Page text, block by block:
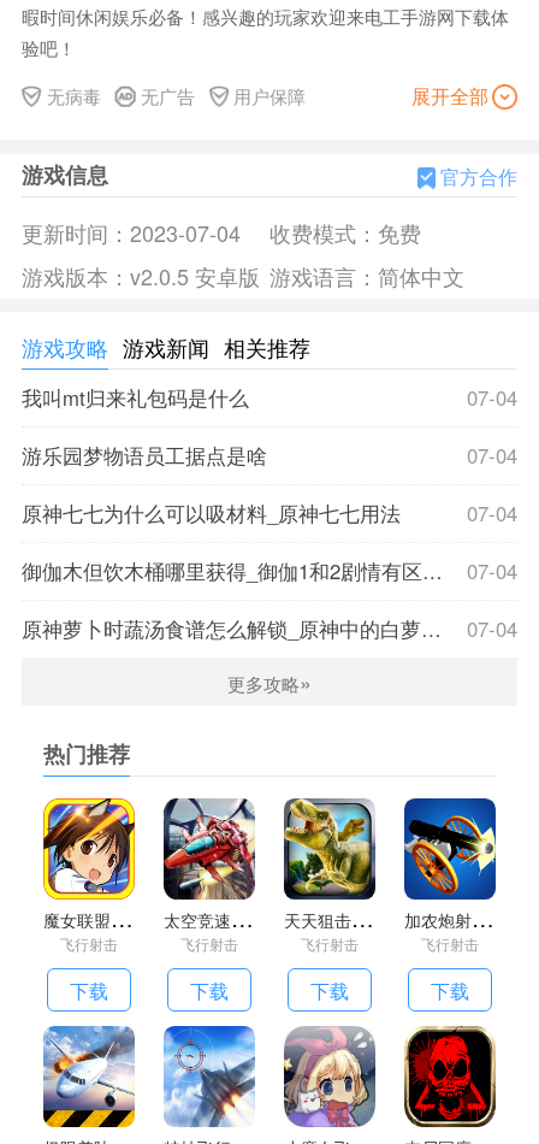
暇时间休闲娱乐必备！感兴趣的玩家欢迎来电工手游网下载体
验吧！
游戏介绍
我的纸飞机2是一利用重力感应控制纸飞机飞过障碍到达终点
游戏亮点
3D趣味android游戏，玩家利用重力感应控制纸飞机飞过障碍到
达终点
纸飞机的飞行轨迹取决于风向和我们的操控，如何才能按任务
完成到达指定目的需要动动脑子了。
游戏设有简单、中等和困难等难度等级，喜欢飞行类游戏的机
友不妨试试吧。
游戏画面特效不错，强烈推荐玩玩。玩家依靠重力感应系统控
制飞机躲避障碍物和获取金币
这一切都取决于玩家的操控技巧，所以大家在游戏过程中一定
要苦练你的飞行技巧
游戏特色
无病毒 无广告 用户保障 展开全部
游戏信息 官方合作
更新时间： 2023-07-04 收费模式： 免费
游戏版本： v2.0.5 安卓版 游戏语言： 简体中文
游戏攻略 游戏新闻 相关推荐
07-04
我叫mt归来礼包码是什么
07-04
游乐园梦物语员工据点是啥
07-04
原神七七为什么可以吸材料_原神七七用法
07-04
御伽木但饮木桶哪里获得_御伽1和2剧情有区别吗
07-04
原神萝卜时蔬汤食谱怎么解锁_原神中的白萝卜在哪
更多攻略»
热门推荐
魔
女联盟h手游
飞行射击
下载
太
空竞速2中文破解版
飞行射击
下载
天
天狙击完美版手机版
飞行射击
下载
加
农炮射击游戏
飞行射击
下载